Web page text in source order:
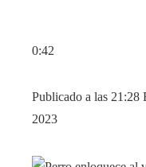
0:42
Publicado a las
2023